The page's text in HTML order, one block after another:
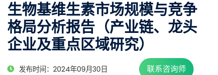
生物基维生素市场规模与竞争
格局分析报告（产业链、龙头
企业及重点区域研究）
发布时间：2024年09月30日 联系咨询师